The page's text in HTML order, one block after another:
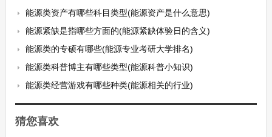
能源类资产有哪些科目类型(能源资产是什么意思)
能源紧缺是指哪些方面的(能源紧缺体验日的含义)
能源类的专硕有哪些(能源专业考研大学排名)
能源类科普博主有哪些类型(能源科普小知识)
能源类经营游戏有哪些种类(能源相关的行业)
猜您喜欢